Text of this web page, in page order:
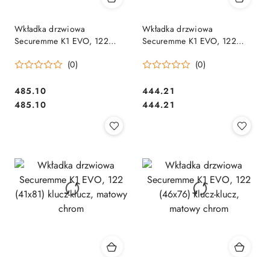
Wkładka drzwiowa
Securemme K1 EVO, 122
chrom
(0)
Cena:
485.10
Cena:
485.10
Wkładka drzwiowa
Securemme K1 EVO, 122
chrom
(0)
Cena:
444.21
Cena:
444.21